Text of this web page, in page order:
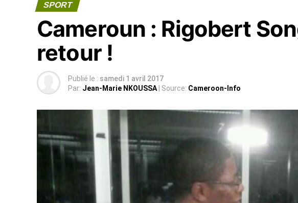
SPORT
Cameroun : Rigobert
retour !
Publié le : samedi 1 avril 2017
Par: Jean-Marie NKOUSSA | Source: Cameroon-Info